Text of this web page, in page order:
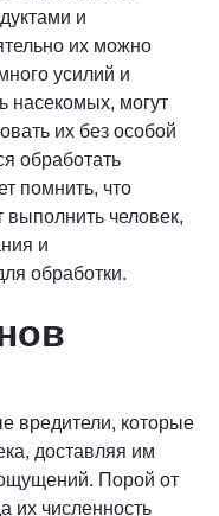
и
их можно
усилий и
насекомых, могут
их без особой
обработать
помнить, что
человек,
и
обработки.
вредители, которые
доставляя им
Порой от
их численность